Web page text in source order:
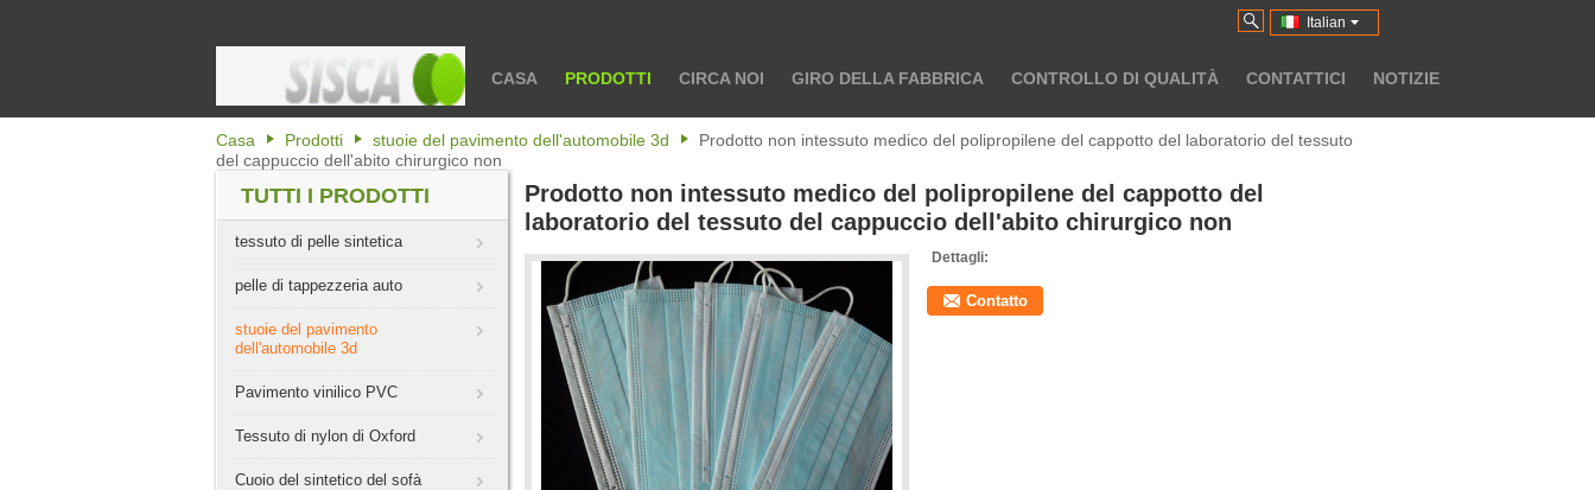
Italian
CASA PRODOTTI CIRCA NOI GIRO DELLA FABBRICA CONTROLLO DI QUALITÀ CONTATTICI NOTIZIE
Casa Prodotti stuoie del pavimento dell'automobile 3d
Prodotto non intessuto medico del polipropilene del cappotto del laboratorio del tessuto
del cappuccio dell'abito chirurgico non
TUTTI I PRODOTTI
tessuto di pelle sintetica
pelle di tappezzeria auto
stuoie del pavimento
dell'automobile 3d
Pavimento vinilico PVC
Tessuto di nylon di Oxford
Cuoio del sintetico del sofà
Prodotto non intessuto medico del polipropilene del cappotto del
laboratorio del tessuto del cappuccio dell'abito chirurgico non
Dettagli:
Contatto